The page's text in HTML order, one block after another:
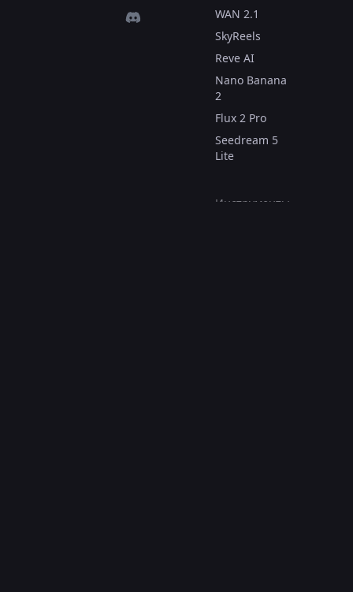
WAN 2.1
SkyReels
Reve AI
Nano Banana
2
Flux 2 Pro
Seedream 5
Lite
Инструменты